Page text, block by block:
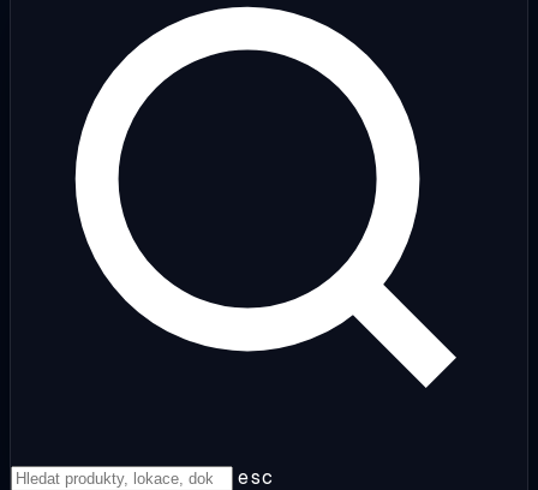
esc